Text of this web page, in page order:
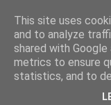
HSP Suomi ry:n
This site uses
and to analyze
shared with
metrics to ensure
statistics, and to